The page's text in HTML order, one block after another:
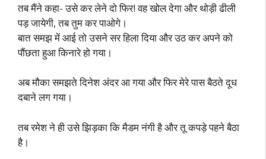
तब मैंने कहा- उसे कर लेने दो फिर! वह खोल देगा और थोड़ी ढीली
पड़ जायेगी, तब तुम कर पाओगे।
बात समझ में आई तो उसने सर हिला दिया और उठ कर अपने को
पौंछता हुआ किनारे हो गया।
अब मौका समझते दिनेश अंदर आ गया और फिर मेरे पास बैठते दूध
दबाने लग गया।
तब रमेश ने ही उसे झिड़का कि मैडम नंगी है और तू कपड़े पहने बैठा
है।